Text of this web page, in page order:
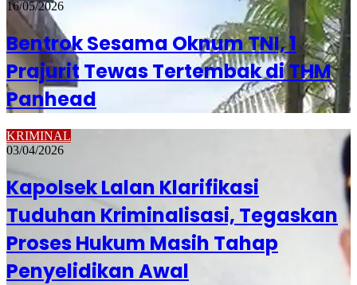
16/05/2026
Bentrok Sesama Oknum TNI, 1
Prajurit Tewas Tertembak di THM
Panhead
KRIMINAL
03/04/2026
Kapolsek Lalan Klarifikasi
Tuduhan Kriminalisasi, Tegaskan
Proses Hukum Masih Tahap
Penyelidikan Awal